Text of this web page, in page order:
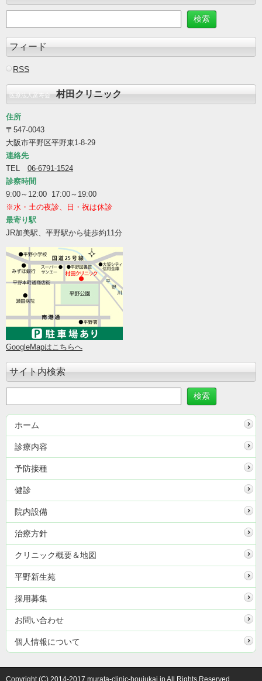
フィード
RSS
医療法人富寿会村田クリニック
住所
〒547-0043
大阪市平野区平野東1-8-29
連絡先
TEL 06-6791-1524
診察時間
9:00～12:00 17:00～19:00
※水・土の夜診、日・祝は休診
最寄り駅
JR加美駅、平野駅から徒歩約11分
GoogleMapはこちらへ
サイト内検索
ホーム
診療内容
予防接種
健診
院内設備
治療方針
クリニック概要＆地図
平野新生苑
採用募集
お問い合わせ
個人情報について
Copyright (C) 2014-2017 murata-clinic-houjukai.jp All Rights Reserved.